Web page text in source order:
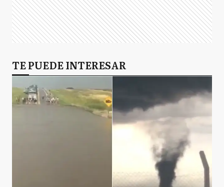
TE PUEDE INTERESAR